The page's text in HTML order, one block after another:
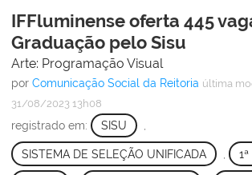
IFFluminense oferta 445
Graduação pelo Sisu
Arte: Programação Visual
por Comunicação Social da Reitoria última
31/08/2023 13h08
registrado em: SISU
SISTEMA DE SELEÇÃO UNIFICADA